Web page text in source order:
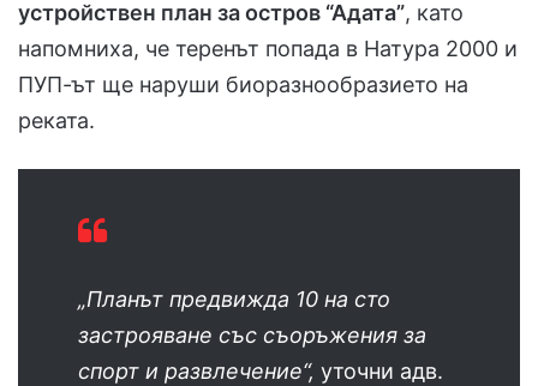
устройствен план за остров “Адата”, като
напомниха, че теренът попада в Натура 2000 и
ПУП-ът ще наруши биоразнообразието на
реката.
„Планът предвижда 10 на сто
застрояване със съоръжения за
спорт и развлечение“, уточни адв.